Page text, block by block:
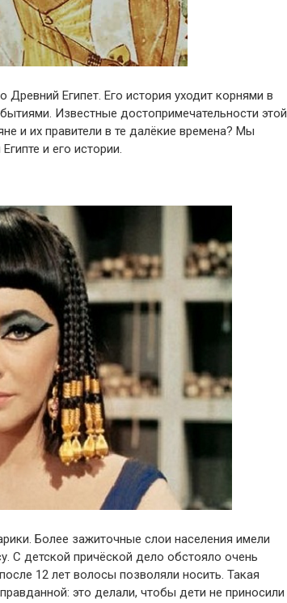
Египет. Его история уходит корнями в
Известные достопримечательности этой
и их правители в те далёкие времена? Мы
и его истории.
Более зажиточные слои населения имели
С детской причёской дело обстояло очень
12 лет волосы позволяли носить. Такая
это делали, чтобы дети не приносили